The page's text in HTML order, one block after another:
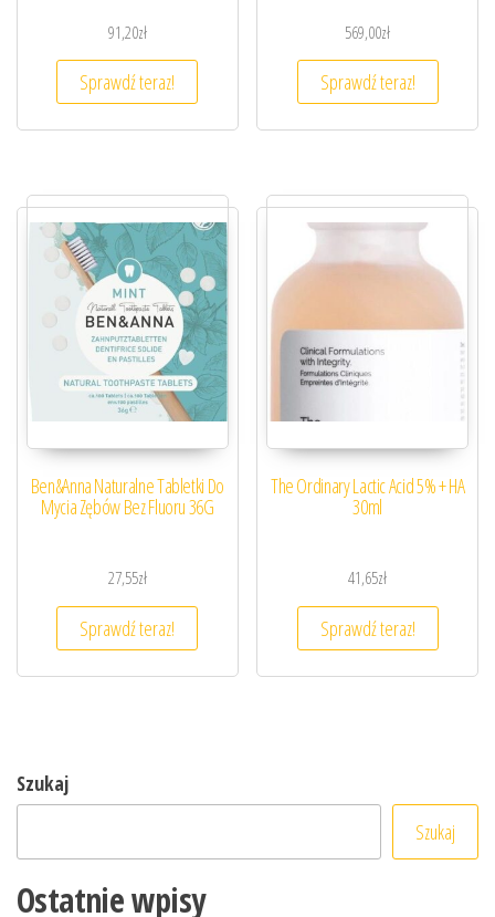
91,20zł
Sprawdź teraz!
569,00zł
Sprawdź teraz!
Ben&Anna Naturalne Tabletki Do
Mycia Zębów Bez Fluoru 36G
27,55zł
Sprawdź teraz!
The Ordinary Lactic Acid 5% + HA
30ml
41,65zł
Sprawdź teraz!
Szukaj
Szukaj
Ostatnie wpisy